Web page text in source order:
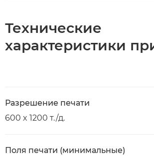
Технические
характеристики
Разрешение печати
600 x 1200 т./д.
Поля печати (минимальные)